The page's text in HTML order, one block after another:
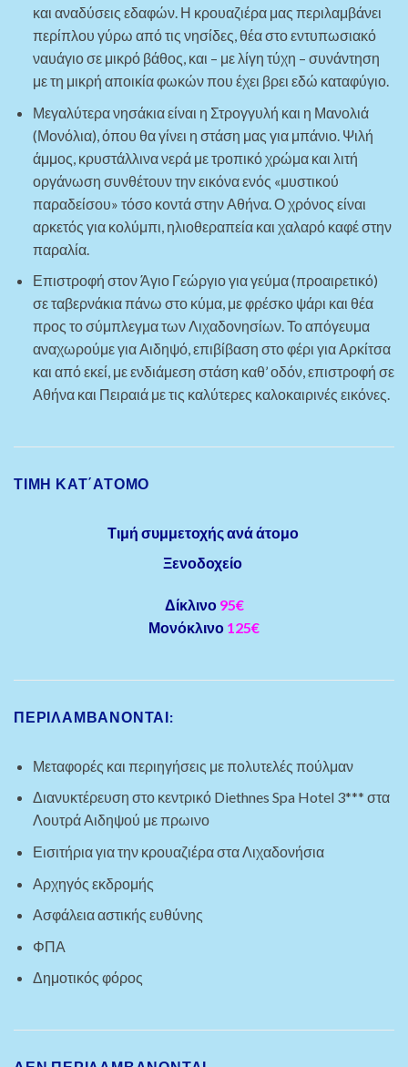
και αναδύσεις εδαφών. Η κρουαζιέρα μας περιλαμβάνει
περίπλου γύρω από τις νησίδες, θέα στο εντυπωσιακό
ναυάγιο σε μικρό βάθος, και – με λίγη τύχη – συνάντηση
με τη μικρή αποικία φωκών που έχει βρει εδώ καταφύγιο.
Μεγαλύτερα νησάκια είναι η Στρογγυλή και η Μανολιά
(Μονόλια), όπου θα γίνει η στάση μας για μπάνιο. Ψιλή
άμμος, κρυστάλλινα νερά με τροπικό χρώμα και λιτή
οργάνωση συνθέτουν την εικόνα ενός «μυστικού
παραδείσου» τόσο κοντά στην Αθήνα. Ο χρόνος είναι
αρκετός για κολύμπι, ηλιοθεραπεία και χαλαρό καφέ στην
παραλία.
Επιστροφή στον Άγιο Γεώργιο για γεύμα (προαιρετικό)
σε ταβερνάκια πάνω στο κύμα, με φρέσκο ψάρι και θέα
προς το σύμπλεγμα των Λιχαδονησίων. Το απόγευμα
αναχωρούμε για Αιδηψό, επιβίβαση στο φέρι για Αρκίτσα
και από εκεί, με ενδιάμεση στάση καθ’ οδόν, επιστροφή σε
Αθήνα και Πειραιά με τις καλύτερες καλοκαιρινές εικόνες.
ΤΙΜΗ ΚΑΤ΄ΑΤΟΜΟ
Τιμή συμμετοχής ανά άτομο
Ξενοδοχείο
Δίκλινο 95€
Μονόκλινο 125€
ΠΕΡΙΛΑΜΒΆΝΟΝΤΑΙ:
Μεταφορές και περιηγήσεις με πολυτελές πούλμαν
Διανυκτέρευση στο κεντρικό Diethnes Spa Hotel 3*** στα
Λουτρά Αιδηψού με πρωινο
Εισιτήρια για την κρουαζιέρα στα Λιχαδονήσια
Αρχηγός εκδρομής
Ασφάλεια αστικής ευθύνης
ΦΠΑ
Δημοτικός φόρος